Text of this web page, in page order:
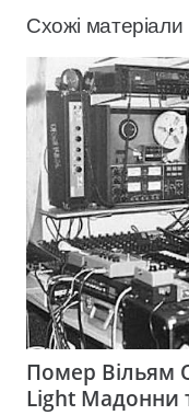
Схожі матеріали
Помер Вільям
Light Мадонни